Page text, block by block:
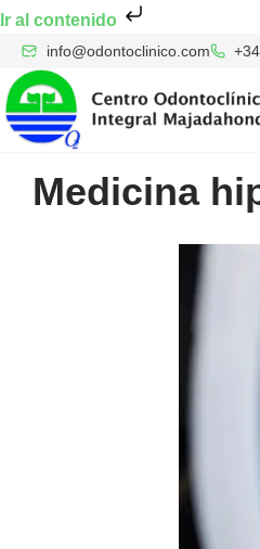
Ir al contenido
info@odontoclinico.com
Medicina